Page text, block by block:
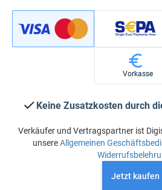
Vorkasse
Keine Zusatzkosten durch
Verkäufer und Vertragspartner ist
unsereAllgemeinen
Jetzt kaufen